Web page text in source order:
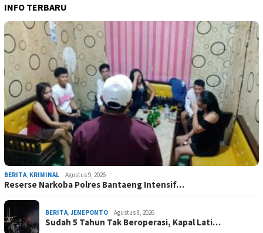
INFO TERBARU
BERITA, KRIMINAL Agustus 9, 2026
Reserse Narkoba Polres Bantaeng Intensif…
BERITA, JENEPONTO Agustus 8, 2026
Sudah 5 Tahun Tak Beroperasi, Kapal Lati…